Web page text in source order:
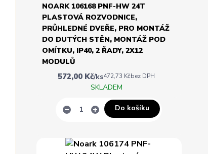
NOARK 106168 PNF-HW 24T
PLASTOVÁ ROZVODNICE,
PRŮHLEDNÉ DVEŘE, PRO MONTÁŽ
DO DUTÝCH STĚN, MONTÁŽ POD
OMÍTKU, IP40, 2 ŘADY, 2X12
MODULŮ
572,00 Kč/ks472,73 Kčbez DPH
SKLADEM
Do košíku